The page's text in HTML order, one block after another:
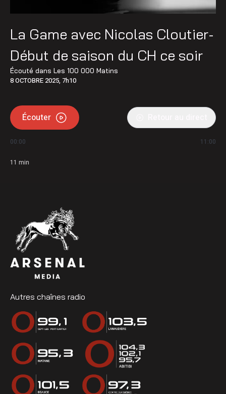
La Game avec Nicolas Cloutier-
Début de saison du CH ce soir
Écouté dans Les 100 000 Matins
8 OCTOBRE 2025, 7h10
Écouter
00:00 11:00
11 min
Autres chaînes radio